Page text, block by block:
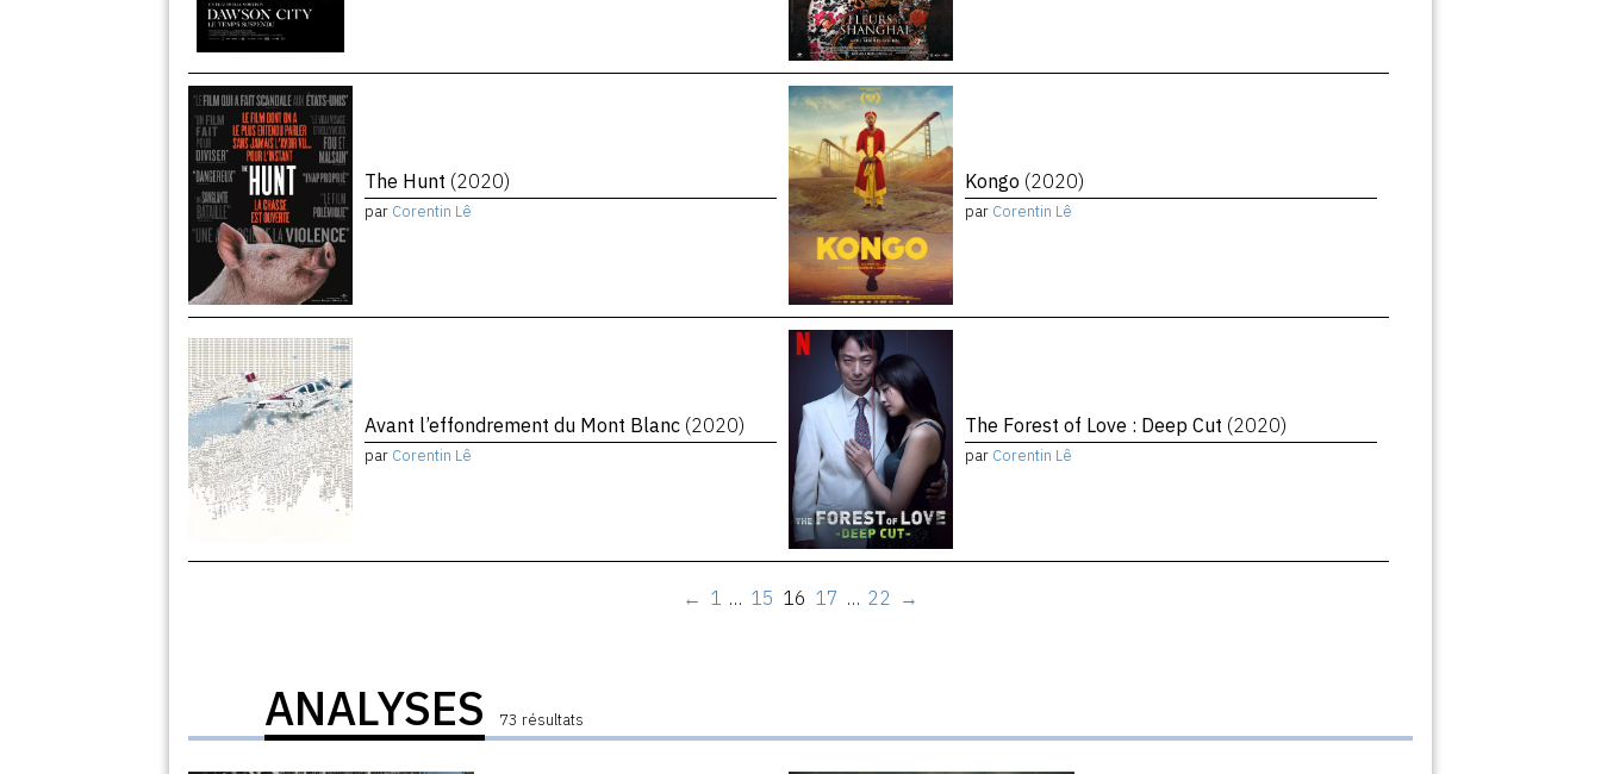
The Hunt (2020)
par Corentin Lê
Kongo (2020)
par Corentin Lê
Avant l’effondrement du Mont Blanc (2020)
par Corentin Lê
The Forest of Love : Deep Cut (2020)
par Corentin Lê
← 1 … 15 16 17 … 22 →
ANALYSES 73 résultats